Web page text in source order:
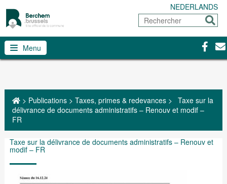
NEDERLANDS
Rechercher
Menu
> Publications> Taxes, primes & redevances> Taxe sur la
délivrance de documents administratifs – Renouv et modif –
FR
Taxe sur la délivrance de documents administratifs – Renouv et
modif – FR